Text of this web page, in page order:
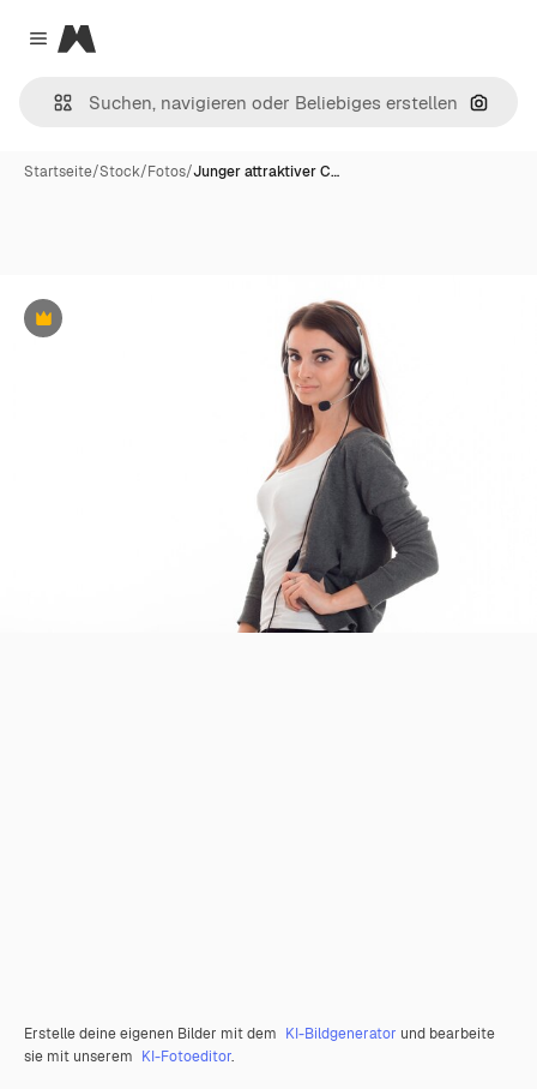
Close menu
Magnific
Nach
Startseite/Stock/Fotos/Junger attraktiver C…
Premium
Erstelle deine eigenen Bilder mit dem KI-Bildgenerator und bearbeite
sie mit unserem KI-Fotoeditor.